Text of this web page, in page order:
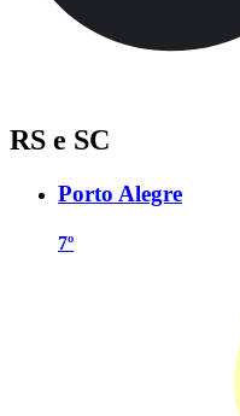
RS e SC
Porto Alegre
7º